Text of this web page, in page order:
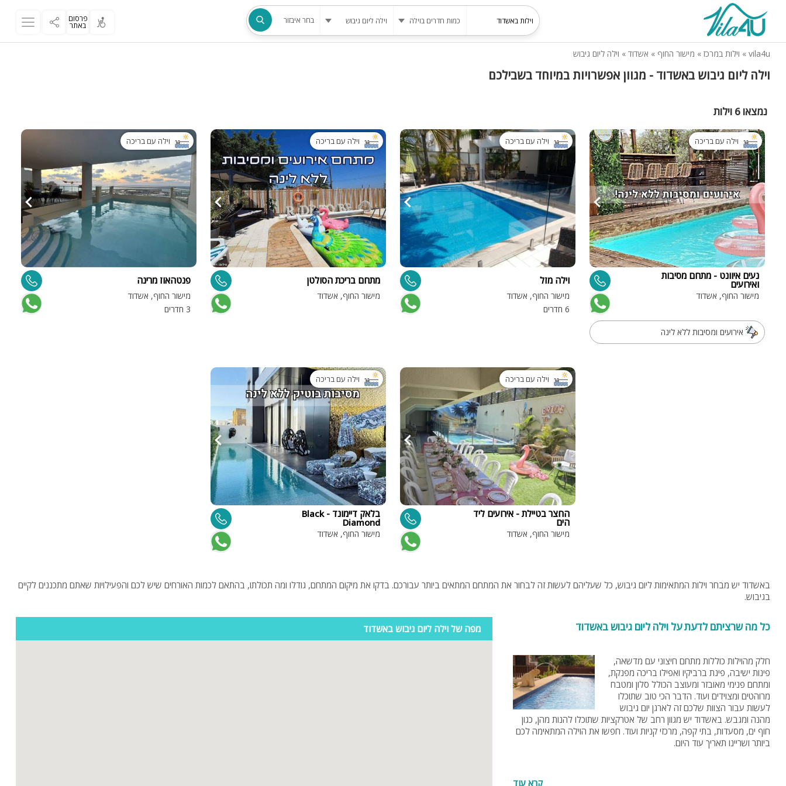
פרסום
באתר
בחר איבזור
פינת מנגל
להשכרה
סאונה
קריוקי
גקוזי
שולחן סנוקר
פלייסטיישן
גישה לנכים
קבוצות גדולות
בריכה מקורה
מסך lcd
מרפסת
מטבח
משפחות
wifi
vila4u
» וילות במרכז » מישור החוף » אשדוד » וילה ליום גיבוש
וילה ליום גיבוש באשדוד - מגוון אפשרויות במיוחד בשבילכם
נמצאו 6 וילות
וילה עם בריכה
נעים איוונט - מתחם מסיבות
ואירועים
מישור החוף, אשדוד
אירועים ומסיבות ללא לינה
וילה עם בריכה
וילה מזל
מישור החוף, אשדוד
6 חדרים
וילה עם בריכה
מתחם בריכת הסולטן
מישור החוף, אשדוד
וילה עם בריכה
פנטהאוז מרינה
מישור החוף, אשדוד
3 חדרים
וילה עם בריכה
החצר בטיילת - אירועים ליד
הים
מישור החוף, אשדוד
וילה עם בריכה
בלאק דיימונד - Black
Diamond
מישור החוף, אשדוד
באשדוד יש מבחר וילות המתאימות ליום גיבוש, כל שעליהם לעשות זה לבחור את המתחם המתאים ביותר עבורכם. בדקו את מיקום המתחם, גודלו ומה תכולתו, בהתאם לכמות האורחים שיש לכם והפעילויות שאתם מתכננים לקיים
בגיבוש.
כל מה שרציתם לדעת על וילה ליום גיבוש באשדוד
חלק מהוילות כוללות מתחם חיצוני עם מדשאה,
פינות ישיבה, פינת ברביקיו ואפילו בריכה מפנקת,
ומתחם פנימי מאובזר ומעוצב הכולל סלון ומטבח
מרוהטים ומצוידים ועוד. הדבר הכי טוב שתוכלו
לעשות עבור הצוות שלכם זה לארגן יום גיבוש
מהנה ומגבש. באשדוד יש מגוון רחב של אטרקציות שתוכלו להנות מהן, כגון
חוף ים, מסעדות, בתי קפה, מרכזי קניות ועוד. חפשו את הוילה המתאימה לכם
ביותר ושריינו תאריך עוד היום.
קרא עוד
מפה של וילה ליום גיבוש באשדוד